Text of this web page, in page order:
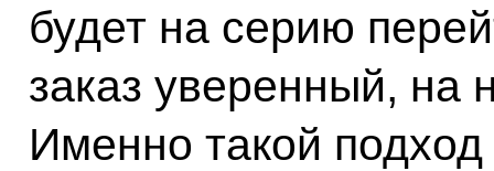
будет на серию
заказ уверенный, на
Именно такой подход